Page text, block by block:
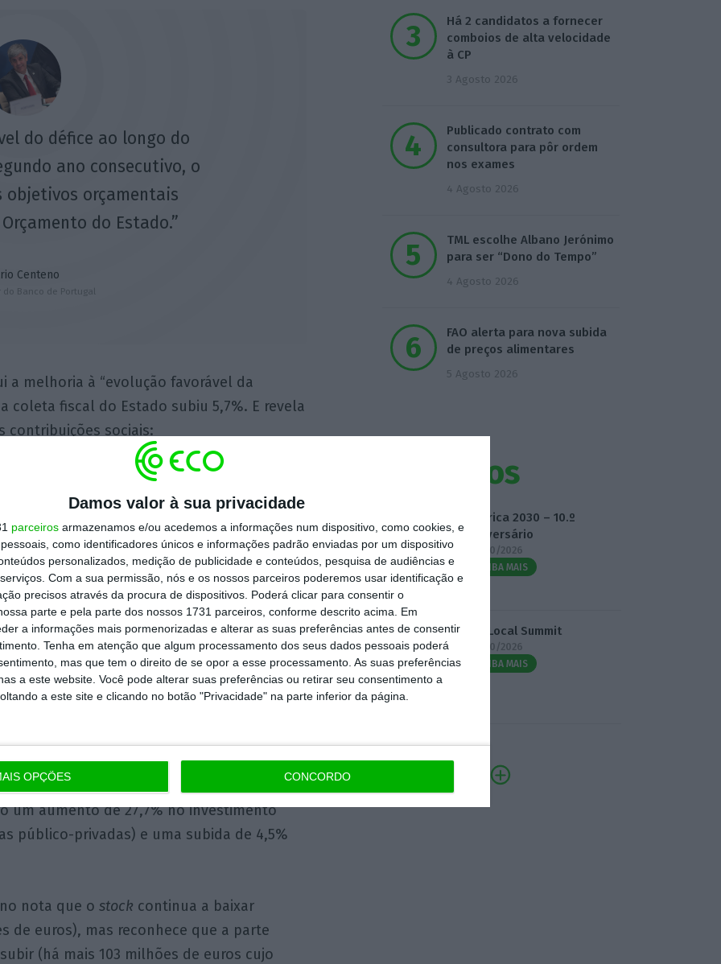
Damos valor à sua privacidade
parceiros armazenamos e/ou acedemos a informações num dispositivo, como cookies, e
como identificadores únicos e informações padrão enviadas por um dispositivo
personalizados, medição de publicidade e conteúdos, pesquisa de audiências e
Com a sua permissão, nós e os nossos parceiros poderemos usar identificação e
precisos através da procura de dispositivos. Poderá clicar para consentir o
parte e pela parte dos nossos 1731 parceiros, conforme descrito acima. Em
a informações mais pormenorizadas e alterar as suas preferências antes de consentir
Tenha em atenção que algum processamento dos seus dados pessoais poderá
mas que tem o direito de se opor a esse processamento. As suas preferências
a este website. Você pode alterar suas preferências ou retirar seu consentimento a
a este site e clicando no botão "Privacidade" na parte inferior da página.
OPÇÕES CONCORDO
do défice ao longo do
ano consecutivo, o
objetivos orçamentais
do Estado.”
Centeno
Banco de Portugal
a melhoria à “evolução favorável da
coleta fiscal do Estado subiu 5,7%. E revela
contribuições sociais:
IRS subiu 4% ;
subiram 6,6%.
que corrigindo o efeito da diferença no
nos salários e pensões, a despesa
verificou-se uma redução de 0,2%
a “forte aposta no investimento público e
um aumento de 27,7% no investimento
público-privadas) e uma subida de 4,5%
nota que o stock continua a baixar
de euros), mas reconhece que a parte
(há mais 103 milhões de euros cujo
Há 2 candidatos a fornecer
comboios de alta velocidade
à CP
3 Agosto 2026
Publicado contrato com
consultora para pôr ordem
nos exames
4 Agosto 2026
TML escolhe Albano Jerónimo
para ser “Dono do Tempo”
4 Agosto 2026
FAO alerta para nova subida
de preços alimentares
5 Agosto 2026
Eventos
Fábrica 2030 – 10.º
Aniversário
14/10/2026
SAIBA MAIS
3.º Local Summit
07/10/2026
SAIBA MAIS